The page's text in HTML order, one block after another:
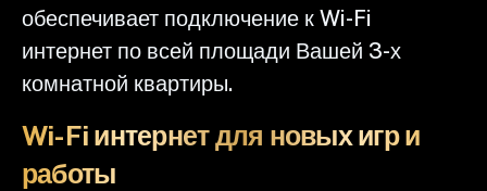
обеспечивает подключение к Wi-Fi
интернет по всей площади Вашей 3-х
комнатной квартиры.
Wi-Fi интернет для новых игр и
работы